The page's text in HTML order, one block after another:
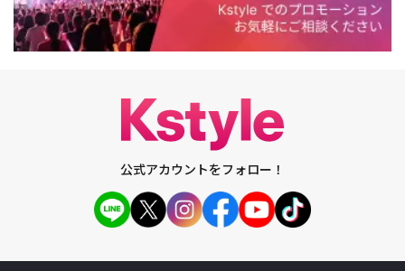
公式アカウントをフォロー！